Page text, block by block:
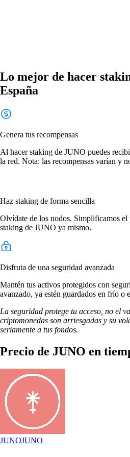
Lo mejor de hacer
España
Genera tus recompensas
Al hacer staking de JUNO puedes
la red. Nota: las recompensas varían y
Haz staking de forma sencilla
Olvídate de los nodos. Simplificamos el
staking de JUNO ya mismo.
Disfruta de una seguridad avanzada
Mantén tus activos protegidos con
avanzado, ya estén guardados en frío o
La seguridad protege tu acceso, no el
criptomonedas son arriesgadas y su
seriamente a tus fondos.
Precio de JUNO en
JUNOJUNO